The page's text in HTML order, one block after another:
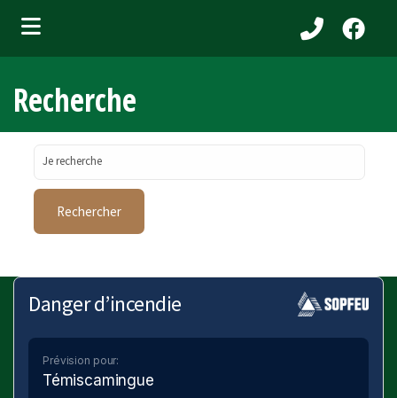
(Municipalité )
Recherche
Je recherche
Danger d’incendie
Prévision pour:
Témiscamingue